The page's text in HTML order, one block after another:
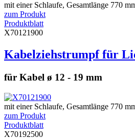
mit einer Schlaufe, Gesamtlänge 770
zum Produkt
Produktblatt
X70121900
Kabelziehstrumpf für
für Kabel ø 12 - 19 mm
mit einer Schlaufe, Gesamtlänge 770
zum Produkt
Produktblatt
X70192500